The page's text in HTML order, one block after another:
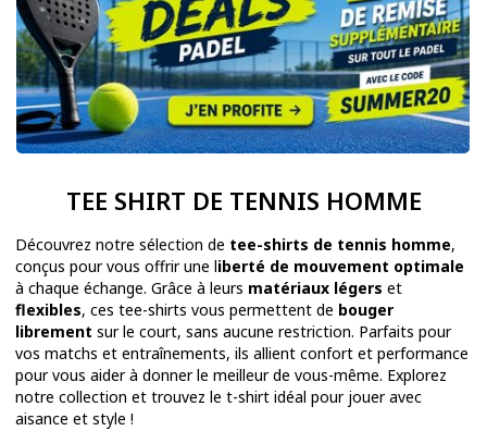
TEE SHIRT DE TENNIS HOMME
Découvrez notre sélection de tee-shirts de tennis homme,
conçus pour vous offrir une liberté de mouvement optimale
à chaque échange. Grâce à leurs matériaux légers et
flexibles, ces tee-shirts vous permettent de bouger
librement sur le court, sans aucune restriction. Parfaits pour
vos matchs et entraînements, ils allient confort et performance
pour vous aider à donner le meilleur de vous-même. Explorez
notre collection et trouvez le t-shirt idéal pour jouer avec
aisance et style !